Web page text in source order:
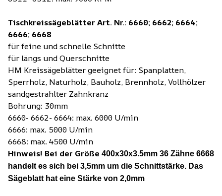
Tischkreissägeblätter Art. Nr.: 6660; 6662; 6664;
6666; 6668
für feine und schnelle Schnitte
für längs und Querschnitte
HM Kreissägeblätter geeignet für: Spanplatten,
Sperrholz, Naturholz, Bauholz, Brennholz, Vollhölzer
sandgestrahlter Zahnkranz
Bohrung: 30mm
6660- 6662- 6664: max. 6000 U/min
6666: max. 5000 U/min
6668: max. 4500 U/min
Hinweis! Bei der Größe 400x30x3.5mm 36 Zähne 6668
handelt es sich bei 3,5mm um die Schnittstärke. Das
Sägeblatt hat eine Stärke von 2,0mm